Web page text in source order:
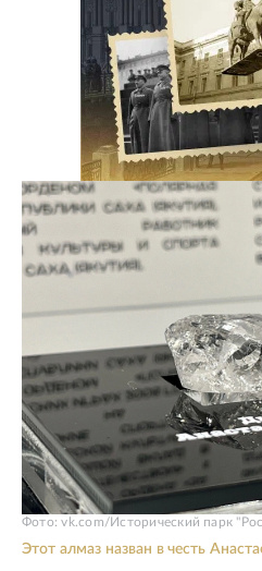
Этот алмаз назван в честь
Фото: vk.com/Исторический парк